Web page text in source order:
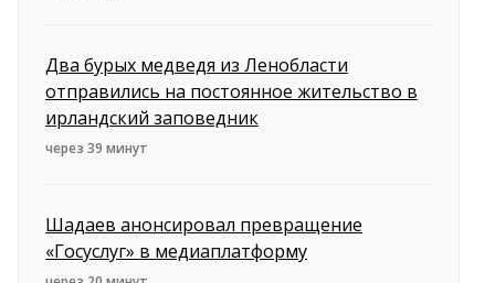
Два бурых медведя из Ленобласти
отправились на постоянное жительство в
ирландский заповедник
через 39 минут
Шадаев анонсировал превращение
«Госуслуг» в медиаплатформу